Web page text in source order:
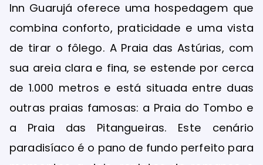
Inn Guarujá oferece uma hospedagem que
combina conforto, praticidade e uma vista
de tirar o fôlego. A Praia das Astúrias, com
sua areia clara e fina, se estende por cerca
de 1.000 metros e está situada entre duas
outras praias famosas: a Praia do Tombo e
a Praia das Pitangueiras. Este cenário
paradisíaco é o pano de fundo perfeito para